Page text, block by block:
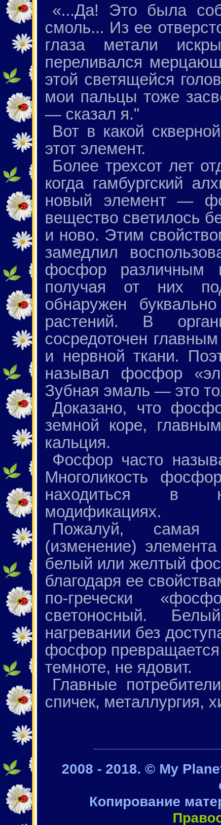
«...Да! Это была
смоль... Из ее
глаза метали
переливался
этой светящейся
мои пальцы тоже
— сказал я."
Вот в какой
этот элемент.
Более трехсот лет
когда гамбургский
новый элемент —
вещество светилось
и ново. Этим
замедлил
фосфор различным
получая от них
обнаружен
растений. В
сосредоточен
и нервной ткани.
называл фосфор
Зубная эмаль — это
Доказано, что
земной коре,
кальция.
Фосфор часто
Многоликость
находиться в
модификациях.
Пожалуй, самая
(изменение)
белый или желтый
благодаря ее
по-гречески
светоносный.
нагревании без
фосфор
темноте, не ядовит.
Главные
спичек, металлургия,
2008 - 2018. © My
Копирование